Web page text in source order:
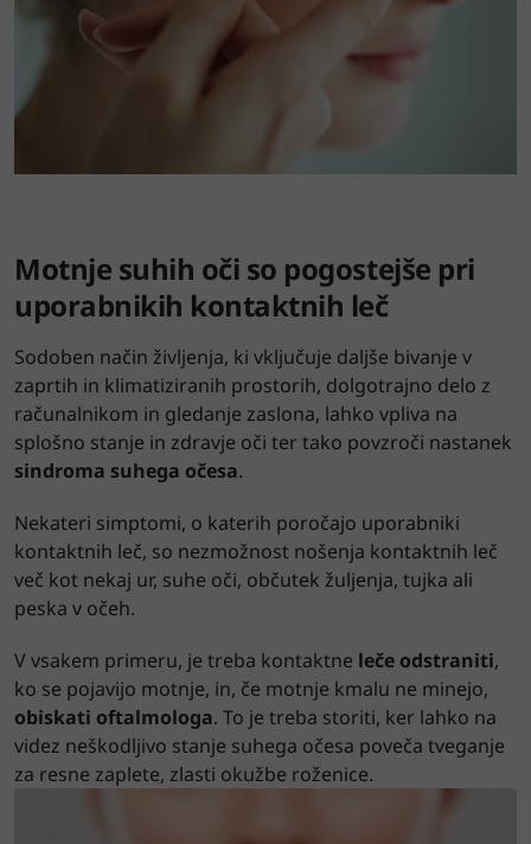
Motnje suhih oči so pogostejše pri
uporabnikih kontaktnih leč
Sodoben način življenja, ki vključuje daljše bivanje v
zaprtih in klimatiziranih prostorih, dolgotrajno delo z
računalnikom in gledanje zaslona, lahko vpliva na
splošno stanje in zdravje oči ter tako povzroči nastanek
sindroma suhega očesa.
Nekateri simptomi, o katerih poročajo uporabniki
kontaktnih leč, so nezmožnost nošenja kontaktnih leč
več kot nekaj ur, suhe oči, občutek žuljenja, tujka ali
peska v očeh.
V vsakem primeru, je treba kontaktne leče odstraniti,
ko se pojavijo motnje, in, če motnje kmalu ne minejo,
obiskati oftalmologa. To je treba storiti, ker lahko na
videz neškodljivo stanje suhega očesa poveča tveganje
za resne zaplete, zlasti okužbe roženice.